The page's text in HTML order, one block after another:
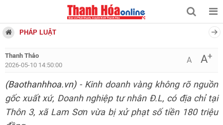
PHÁP LUẬT
Thanh Thảo
2026-05-10 14:50:00
A A+
(Baothanhhoa.vn)- Kinh doanh vàng không rõ nguồn
gốc xuất xứ, Doanh nghiệp tư nhân Đ.L, có địa chỉ tại
Thôn 3, xã Lam Sơn vừa bị xử phạt số tiền 180 triệu